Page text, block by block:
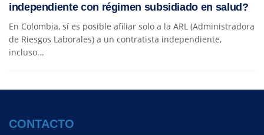
independiente con régimen subsidiado en salud?
En Colombia, sí es posible afiliar solo a la ARL (Administradora
de Riesgos Laborales) a un contratista independiente,
incluso...
CONTACTO